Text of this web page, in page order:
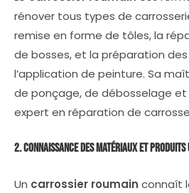
rénover tous types de
remise en forme de tôles, la
de bosses, et la préparation
l’application de peinture. Sa
de ponçage, de débosselage
expert en réparation de
2. Connaissance des Matériaux et
Un carrossier roumain connaît